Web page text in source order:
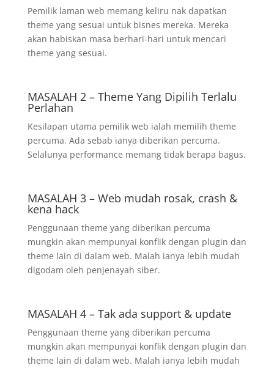
Pemilik laman web memang keliru nak dapatkan
theme yang sesuai untuk bisnes mereka. Mereka
akan habiskan masa berhari-hari untuk mencari
theme yang sesuai.
MASALAH 2 – Theme Yang Dipilih Terlalu
Perlahan
Kesilapan utama pemilik web ialah memilih theme
percuma. Ada sebab ianya diberikan percuma.
Selalunya performance memang tidak berapa bagus.
MASALAH 3 – Web mudah rosak, crash &
kena hack
Penggunaan theme yang diberikan percuma
mungkin akan mempunyai konflik dengan plugin dan
theme lain di dalam web. Malah ianya lebih mudah
digodam oleh penjenayah siber.
MASALAH 4 – Tak ada support & update
Penggunaan theme yang diberikan percuma
mungkin akan mempunyai konflik dengan plugin dan
theme lain di dalam web. Malah ianya lebih mudah